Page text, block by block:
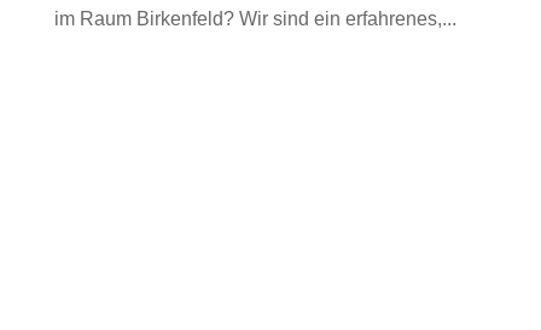
im Raum Birkenfeld? Wir sind ein erfahrenes,...